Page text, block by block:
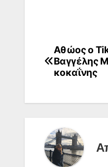
άρθρων
Αθώος ο
Βαγγέλης
κοκαΐνης